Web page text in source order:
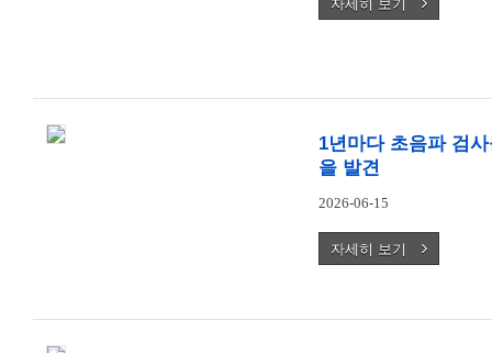
자세히 보기
1년마다 초음파 검
을 발견
2026-06-15
자세히 보기